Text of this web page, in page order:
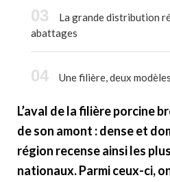
La grande distribution
abattages
Une filière, deux modèles
L’aval de la filière porcine
de son amont : dense et
région recense ainsi les
nationaux. Parmi ceux-ci,